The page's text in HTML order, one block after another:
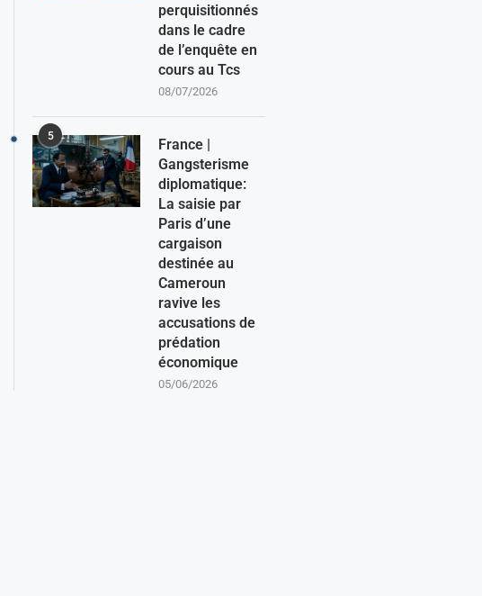
perquisitionnés
dans le cadre
de l’enquête en
cours au Tcs
08/07/2026
5
France |
Gangsterisme
diplomatique:
La saisie par
Paris d’une
cargaison
destinée au
Cameroun
ravive les
accusations de
prédation
économique
05/06/2026